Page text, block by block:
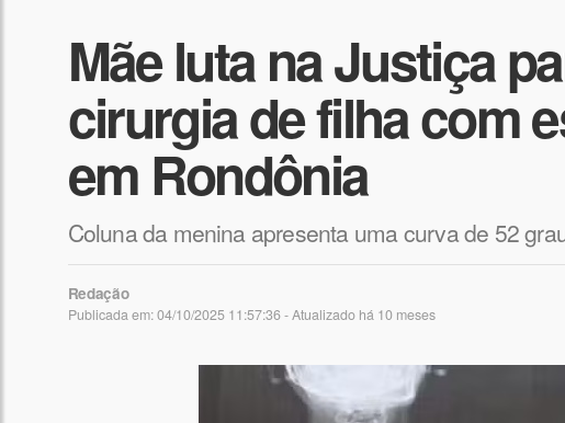
Mãe luta na Justiça
cirurgia de filha com
em Rondônia
Coluna da menina apresenta uma curva de 52
Redação
Publicada em: 04/10/2025 11:57:36 - Atualizado há 10 meses